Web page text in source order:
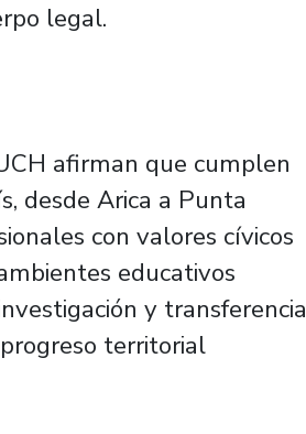
legal.
afirman que cumplen
desde Arica a Punta
con valores cívicos
educativos
y transferencia
territorial